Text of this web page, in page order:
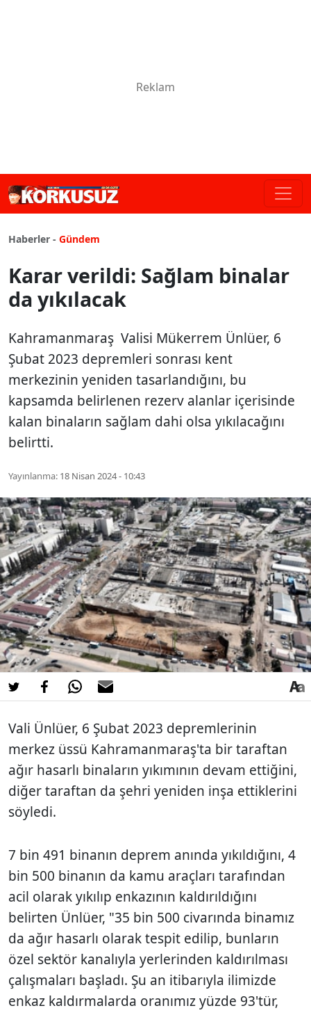
Haberler - Gündem
Karar verildi: Sağlam binalar
da yıkılacak
Kahramanmaraş Valisi Mükerrem Ünlüer, 6
Şubat 2023 depremleri sonrası kent
merkezinin yeniden tasarlandığını, bu
kapsamda belirlenen rezerv alanlar içerisinde
kalan binaların sağlam dahi olsa yıkılacağını
belirtti.
Yayınlanma: 18 Nisan 2024 - 10:43
Vali Ünlüer, 6 Şubat 2023 depremlerinin
merkez üssü Kahramanmaraş'ta bir taraftan
ağır hasarlı binaların yıkımının devam ettiğini,
diğer taraftan da şehri yeniden inşa ettiklerini
söyledi.
7 bin 491 binanın deprem anında yıkıldığını, 4
bin 500 binanın da kamu araçları tarafından
acil olarak yıkılıp enkazının kaldırıldığını
belirten Ünlüer, "35 bin 500 civarında binamız
da ağır hasarlı olarak tespit edilip, bunların
özel sektör kanalıyla yerlerinden kaldırılması
çalışmaları başladı. Şu an itibarıyla ilimizde
enkaz kaldırmalarda oranımız yüzde 93'tür,